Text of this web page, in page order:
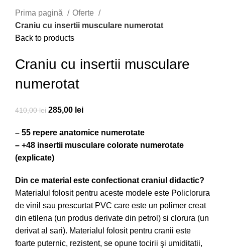
Prima pagină
Oferte
Craniu cu insertii musculare numerotat
Back to products
Craniu cu insertii musculare
numerotat
410,00lei 285,00 lei
– 55 repere anatomice numerotate
– +48 insertii musculare colorate numerotate
(explicate)
Din ce material este confectionat craniul didactic?
Materialul folosit pentru aceste modele este Policlorura
de vinil sau prescurtat PVC care este un polimer creat
din etilena (un produs derivate din petrol) si clorura (un
derivat al sari). Materialul folosit pentru cranii este
foarte puternic, rezistent, se opune tocirii şi umiditatii,